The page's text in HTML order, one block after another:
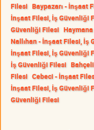
Filesi Baypazarı - İnşaat
İnşaat Filesi, İş Güvenliği
Güvenliği Filesi
Nallıhan - İnşaat Filesi, İş
İnşaat Filesi, İş Güvenliği
İş Güvenliği Filesi
Filesi Cebeci - İnşaat
İnşaat Filesi, İş Güvenliği
Güvenliği Filesi